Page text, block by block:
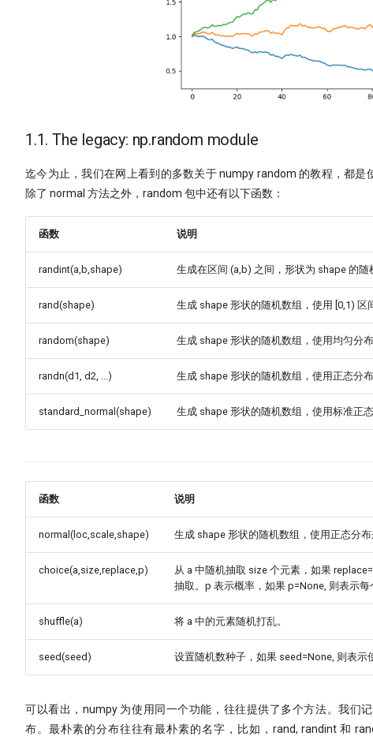
1.1. The legacy: np.random module
迄今为止，我们在网上看到的多数关于 numpy random 的教程，都是
除了 normal 方法之外，random 包中还有以下函数：
函数 说明
randint(a,b,shape) 生成在区间 (a,b) 之间，形状为 shape 的随
rand(shape) 生成 shape 形状的随机数组，使用 [0,1) 区
random(shape) 生成 shape 形状的随机数组，使用均匀分
randn(d1, d2, ...) 生成 shape 形状的随机数组，使用正态分布
standard_normal(shape) 生成 shape 形状的随机数组，使用标准正态
函数 说明
normal(loc,scale,shape) 生成 shape 形状的随机数组，使用正态分
choice(a,size,replace,p)
从 a 中随机抽取 size 个元素，如果
抽取。p 表示概率，如果 p=None, 则表示每
shuffle(a) 将 a 中的元素随机打乱。
seed(seed) 设置随机数种子，如果 seed=None, 则表示
可以看出，numpy 为使用同一个功能，往往提供了多个方法。我们
布。最朴素的分布往往有最朴素的名字，比如，rand, randint 和